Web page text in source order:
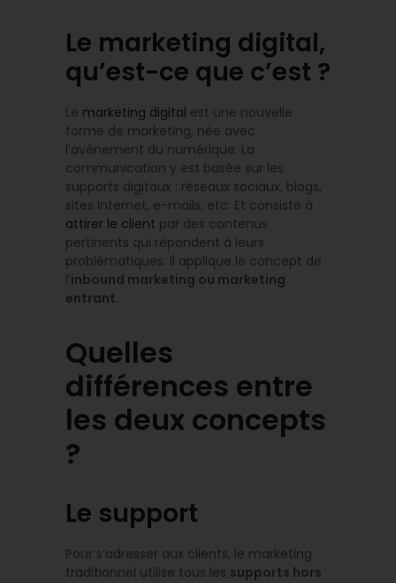
Le marketing digital,
qu’est-ce que c’est ?
Le marketing digital est une nouvelle
forme de marketing, née avec
l’avènement du numérique. La
communication y est basée sur les
supports digitaux : réseaux sociaux, blogs,
sites Internet, e-mails, etc. Et consiste à
attirer le client par des contenus
pertinents qui répondent à leurs
problématiques. Il applique le concept de
l’inbound marketing ou marketing
entrant.
Quelles
différences entre
les deux concepts
?
Le support
Pour s’adresser aux clients, le marketing
traditionnel utilise tous les supports hors